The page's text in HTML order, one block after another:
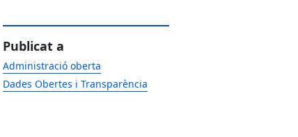
Publicat a
Administració oberta
Dades Obertes i Transparència